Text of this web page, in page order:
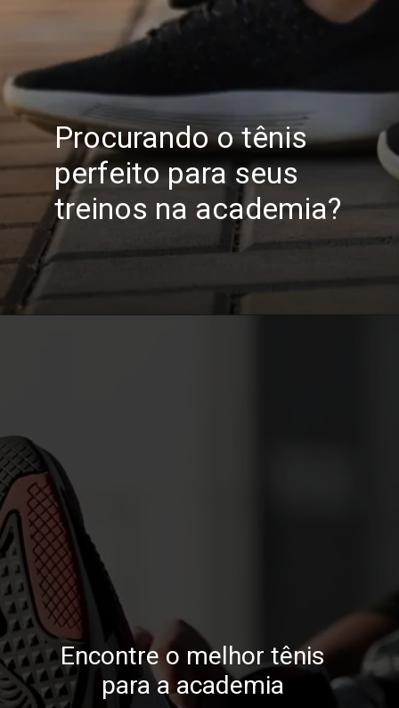
Procurando o tênis
perfeito para seus
treinos na academia?
Encontre o melhor tênis
para a academia